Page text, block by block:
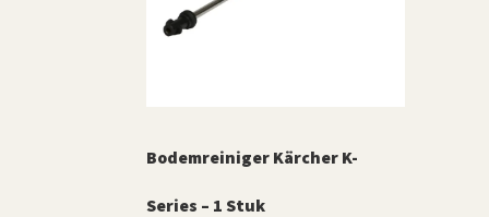
Bodemreiniger Kärcher K-
Series – 1 Stuk